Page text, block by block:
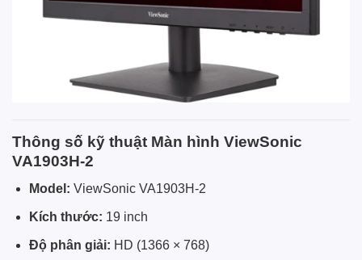
Thông số kỹ thuật Màn hình ViewSonic
VA1903H-2
Model: ViewSonic VA1903H-2
Kích thước: 19 inch
Độ phân giải: HD (1366 × 768)